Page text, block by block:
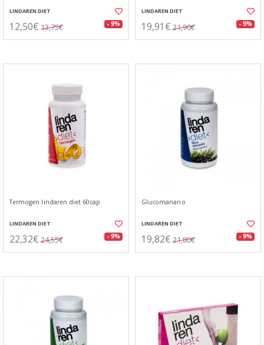
LINDAREN DIET
12,50€ 13,75€ - 9%
LINDAREN DIET
19,91€ 21,90€ - 9%
Termogen lindaren diet 60cap
LINDAREN DIET
22,32€ 24,55€ - 9%
Glucomanano
LINDAREN DIET
19,82€ 21,80€ - 9%